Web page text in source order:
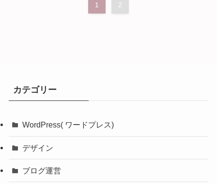
1 2
カテゴリー
WordPress( ワードプレス)
デザイン
ブログ運営